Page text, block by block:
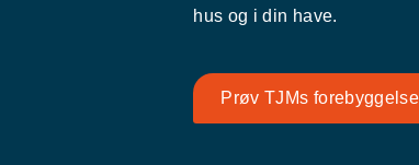
hus og i din have.
Prøv TJMs